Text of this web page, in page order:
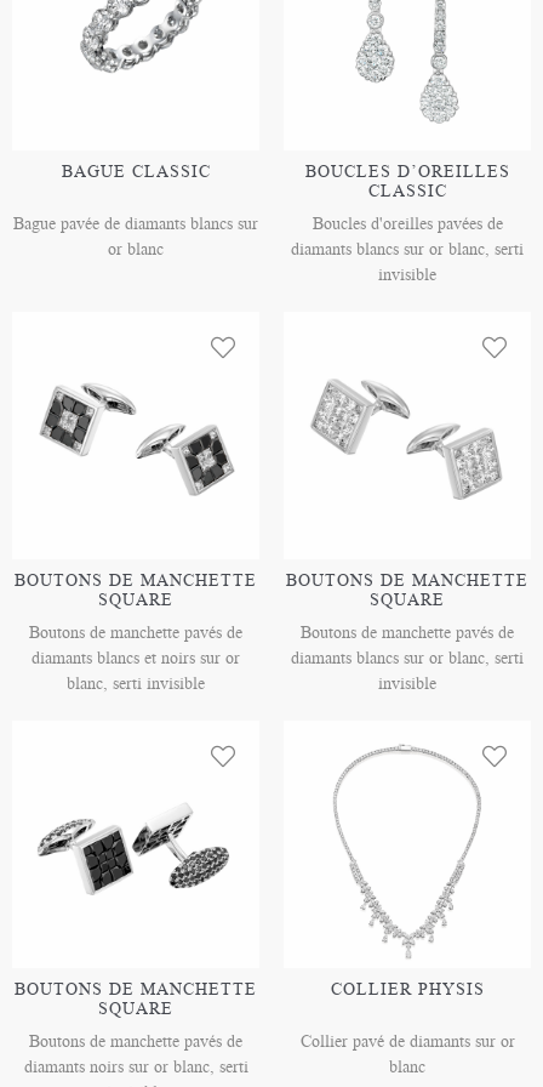
BAGUE CLASSIC
Bague pavée de diamants blancs sur
or blanc
BOUCLES D’OREILLES
CLASSIC
Boucles d'oreilles pavées de
diamants blancs sur or blanc, serti
invisible
BOUTONS DE MANCHETTE
SQUARE
Boutons de manchette pavés de
diamants blancs et noirs sur or
blanc, serti invisible
BOUTONS DE MANCHETTE
SQUARE
Boutons de manchette pavés de
diamants blancs sur or blanc, serti
invisible
BOUTONS DE MANCHETTE
SQUARE
Boutons de manchette pavés de
diamants noirs sur or blanc, serti
COLLIER PHYSIS
Collier pavé de diamants sur or
blanc